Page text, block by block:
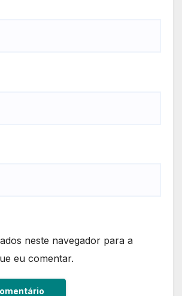
neste navegador para a
eu comentar.